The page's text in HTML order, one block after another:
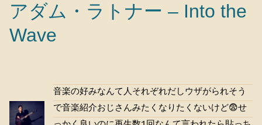
アダム・ラトナー – Into the
Wave
音楽の好みなんて人それぞれだしウザがられそう
で音楽紹介おじさんみたくなりたくないけど😨せ